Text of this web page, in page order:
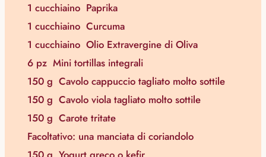
1 cucchiaino Paprika
1 cucchiaino Curcuma
1 cucchiaino Olio Extravergine di Oliva
6 pz Mini tortillas integrali
150 g Cavolo cappuccio tagliato molto sottile
150 g Cavolo viola tagliato molto sottile
150 g Carote tritate
Facoltativo: una manciata di coriandolo